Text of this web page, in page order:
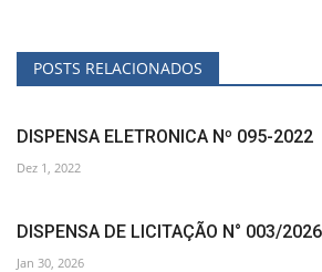
POSTS RELACIONADOS
DISPENSA ELETRONICA Nº 095-2022
Dez 1, 2022
DISPENSA DE LICITAÇÃO N° 003/2026
Jan 30, 2026